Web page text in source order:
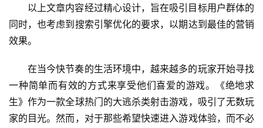
以上文章内容经过精心设计，旨在吸引目标用户群体的
同时，也考虑到搜索引擎优化的要求，以期达到最佳的营销
效果。
在当今快节奏的生活环境中，越来越多的玩家开始寻找
一种简单而有效的方式来享受他们喜爱的游戏。《绝地求
生》作为一款全球热门的大逃杀类射击游戏，吸引了无数玩
家的目光。然而，对于那些希望快速进入游戏体验，而不必